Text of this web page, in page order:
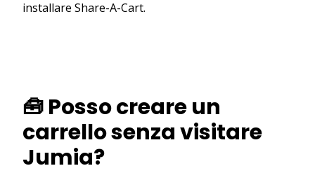
installare Share-A-Cart.
🧰 Posso creare un
carrello senza visitare
Jumia?